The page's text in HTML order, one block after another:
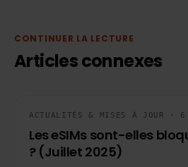
CONTINUER LA LECTURE
Articles connexes
ACTUALITÉS & MISES À JOUR · 6
Les eSIMs sont-elles
? (Juillet 2025)